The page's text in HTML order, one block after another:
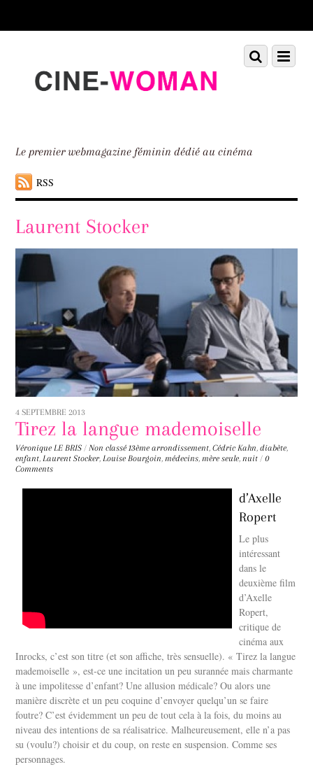
down
Le premier webmagazine féminin dédié au cinéma
RSS
Menu
Scroll
down
Laurent Stocker
4 SEPTEMBRE 2013
Tirez la langue mademoiselle
Véronique LE BRIS / Non classé 13ème arrondissement,Cédric Kahn,diabète,
enfant, Laurent Stocker, Louise Bourgoin, médecins, mère seule, nuit / 0
Comments
d’Axelle
Ropert
Le plus
intéressant
dans le
deuxième film
d’Axelle
Ropert,
critique de
cinéma aux
Inrocks, c’est son titre (et son affiche, très sensuelle). « Tirez la langue
mademoiselle », est-ce une incitation un peu surannée mais charmante
à une impolitesse d’enfant? Une allusion médicale? Ou alors une
manière discrète et un peu coquine d’envoyer quelqu’un se faire
foutre? C’est évidemment un peu de tout cela à la fois, du moins au
niveau des intentions de sa réalisatrice. Malheureusement, elle n’a pas
su (voulu?) choisir et du coup, on reste en suspension. Comme ses
personnages.